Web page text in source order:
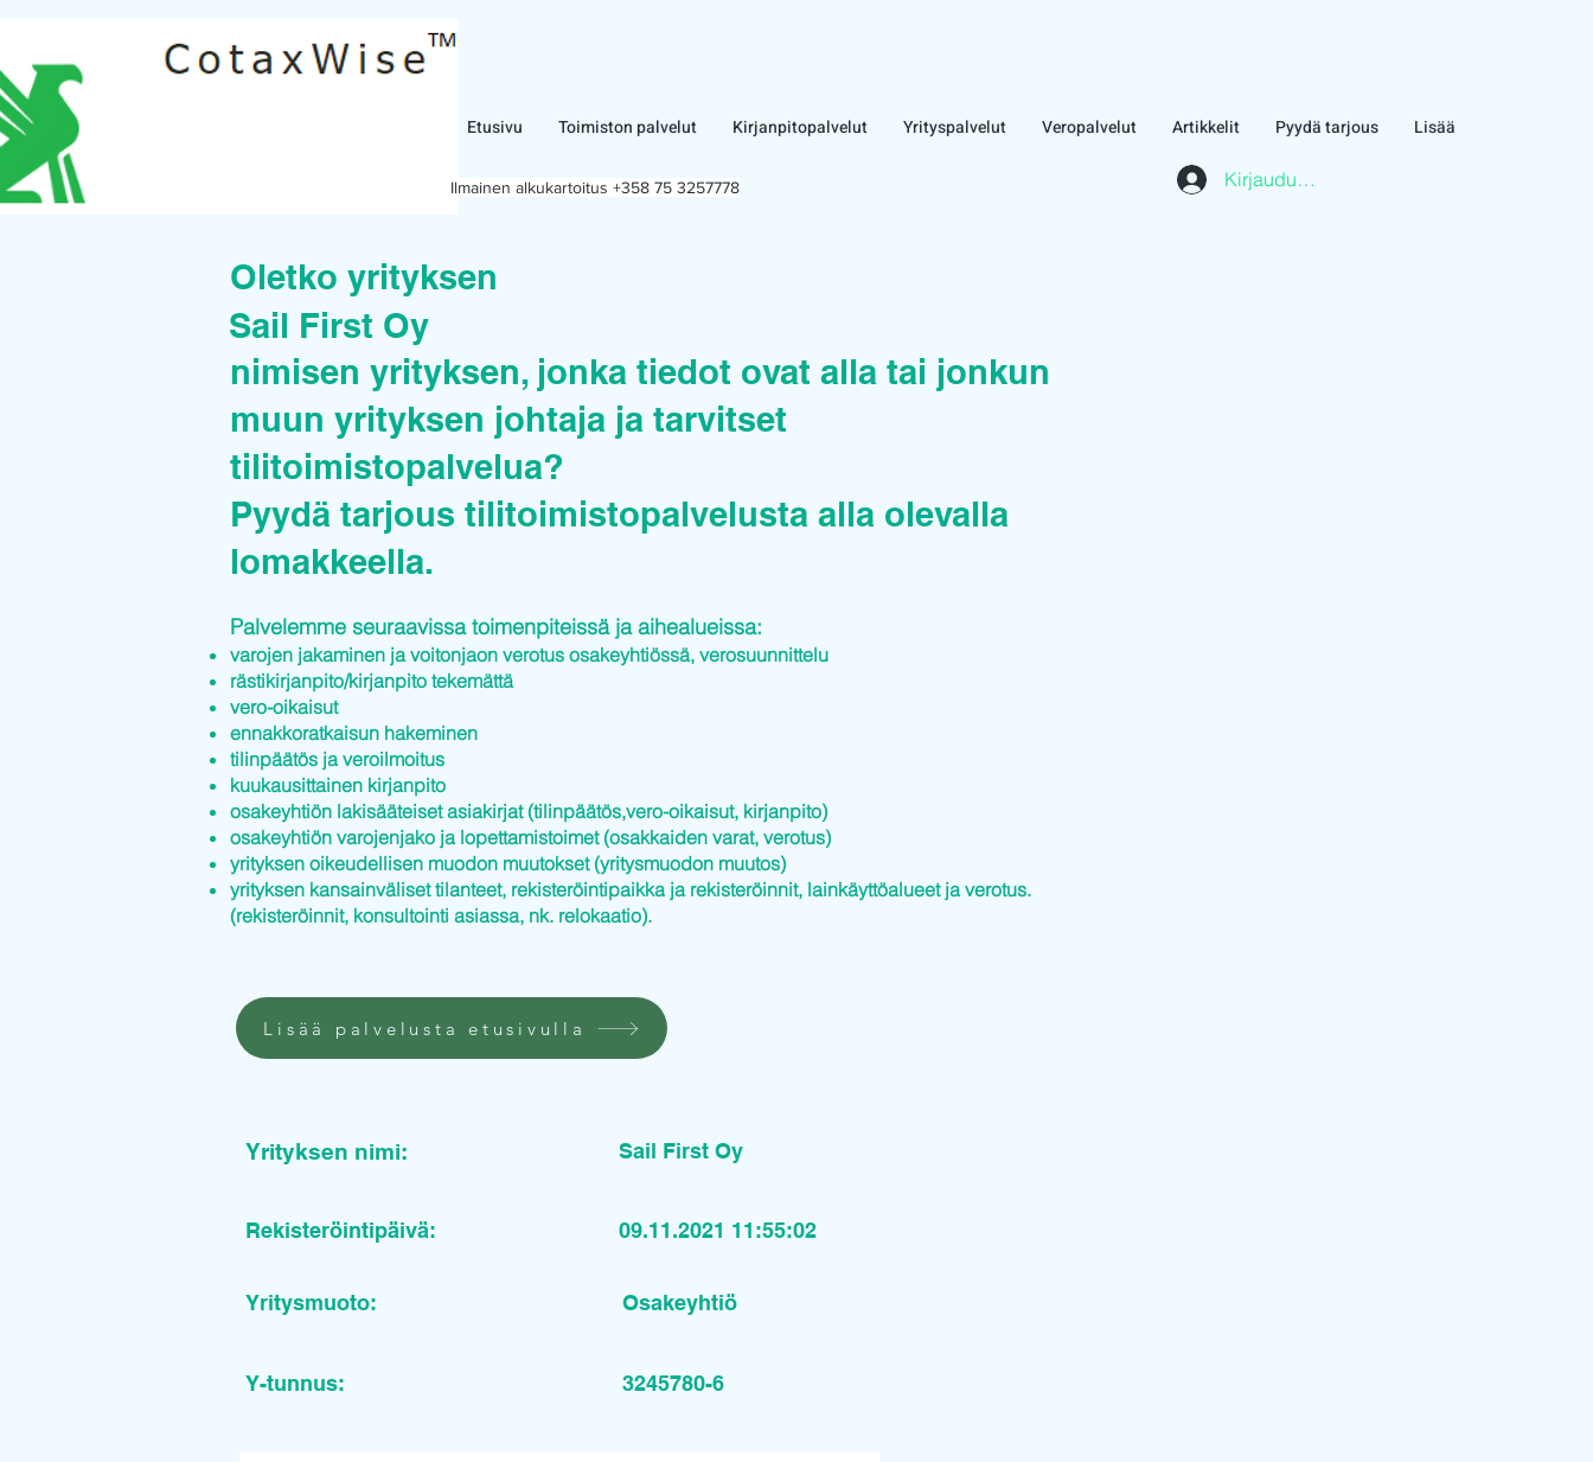
Etusivu Toimiston palvelut Kirjanpitopalvelut Yrityspalvelut Veropalvelut Artikkelit Pyydä tarjous Lisää
Kirjaudu asiakasalueelle
Ilmainen alkukartoitus +358 75 3257778
Oletko yrityksen
nimisen yrityksen, jonka tiedot ovat alla tai jonkun
muun yrityksen johtaja ja tarvitset
tilitoimistopalvelua?
Pyydä tarjous tilitoimistopalvelusta alla olevalla
lomakkeella.
Palvelemme seuraavissa toimenpiteissä ja aihealueissa:
varojen jakaminen ja voitonjaon verotus osakeyhtiössä, verosuunnittelu
rästikirjanpito/kirjanpito tekemättä
vero-oikaisut
ennakkoratkaisun hakeminen
tilinpäätös ja veroilmoitus
kuukausittainen kirjanpito
osakeyhtiön lakisääteiset asiakirjat (tilinpäätös,vero-oikaisut, kirjanpito)
osakeyhtiön varojenjako ja lopettamistoimet (osakkaiden varat, verotus)
yrityksen oikeudellisen muodon muutokset (yritysmuodon muutos)
yrityksen kansainväliset tilanteet, rekisteröintipaikka ja rekisteröinnit, lainkäyttöalueet ja verotus.
(rekisteröinnit, konsultointi asiassa, nk. relokaatio).
Sail First Oy
Lisää palvelusta etusivulla
Yrityksen nimi: Sail First Oy
Rekisteröintipäivä: 09.11.2021 11:55:02
Yritysmuoto: Osakeyhtiö
Y-tunnus: 3245780-6